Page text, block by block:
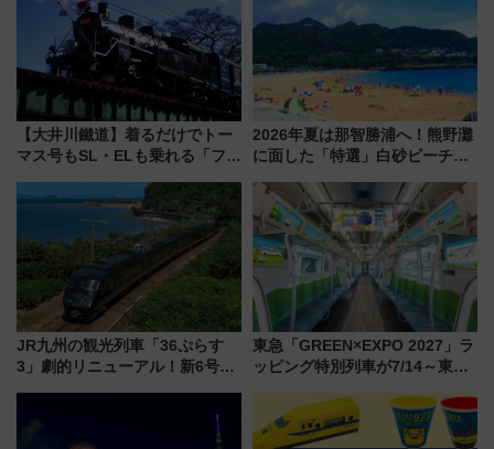
【大井川鐵道】着るだけでトー
マス号もSL・ELも乗れる「フリ
受注販売
2026年夏は那智勝浦へ！熊野灘
に面した「特選」白砂ビーチは
会」は8月11日開催！
JR九州の観光列車「36ぷらす
3」劇的リニューアル！新6号車
東急「GREEN×EXPO 2027」ラ
ッピング特別列車が7/14～東
ー！ 注目の編成やデザインまと
め